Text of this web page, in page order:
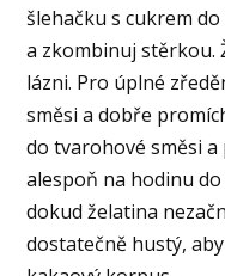
šlehačku s cukrem
a zkombinuj stěrkou.
lázni. Pro úplné
směsi a dobře
do tvarohové směsi
alespoň na hodinu
dokud želatina
dostatečně hustý,